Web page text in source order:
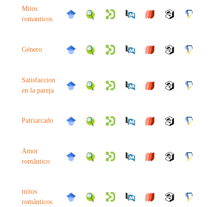
Mitos
romanticos
Género
Satisfaccion
en la pareja
Patriarcado
Amor
romântico
mitos
românticos